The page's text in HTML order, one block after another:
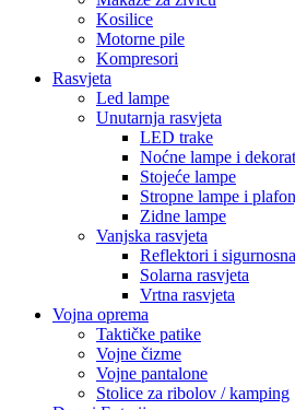
Kosilice
Motorne pile
Kompresori
Rasvjeta
Led lampe
Unutarnja rasvjeta
LED trake
Noćne lampe i
Stojeće lampe
Stropne lampe i
Zidne lampe
Vanjska rasvjeta
Reflektori i
Solarna rasvjeta
Vrtna rasvjeta
Vojna oprema
Taktičke patike
Vojne čizme
Vojne pantalone
Stolice za ribolov / kamping